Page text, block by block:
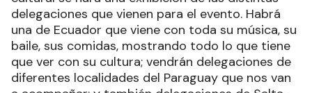
delegaciones que vienen para el evento. Habrá
una de Ecuador que viene con toda su música, su
baile, sus comidas, mostrando todo lo que tiene
que ver con su cultura; vendrán delegaciones de
diferentes localidades del Paraguay que nos van